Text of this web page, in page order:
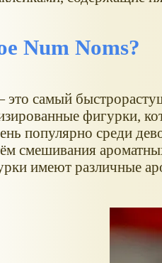
Num Noms?
самый
фигурки,
популярно среди
смешивания
имеют различные